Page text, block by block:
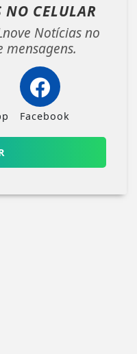
NO CELULAR
Notícias no
Facebook